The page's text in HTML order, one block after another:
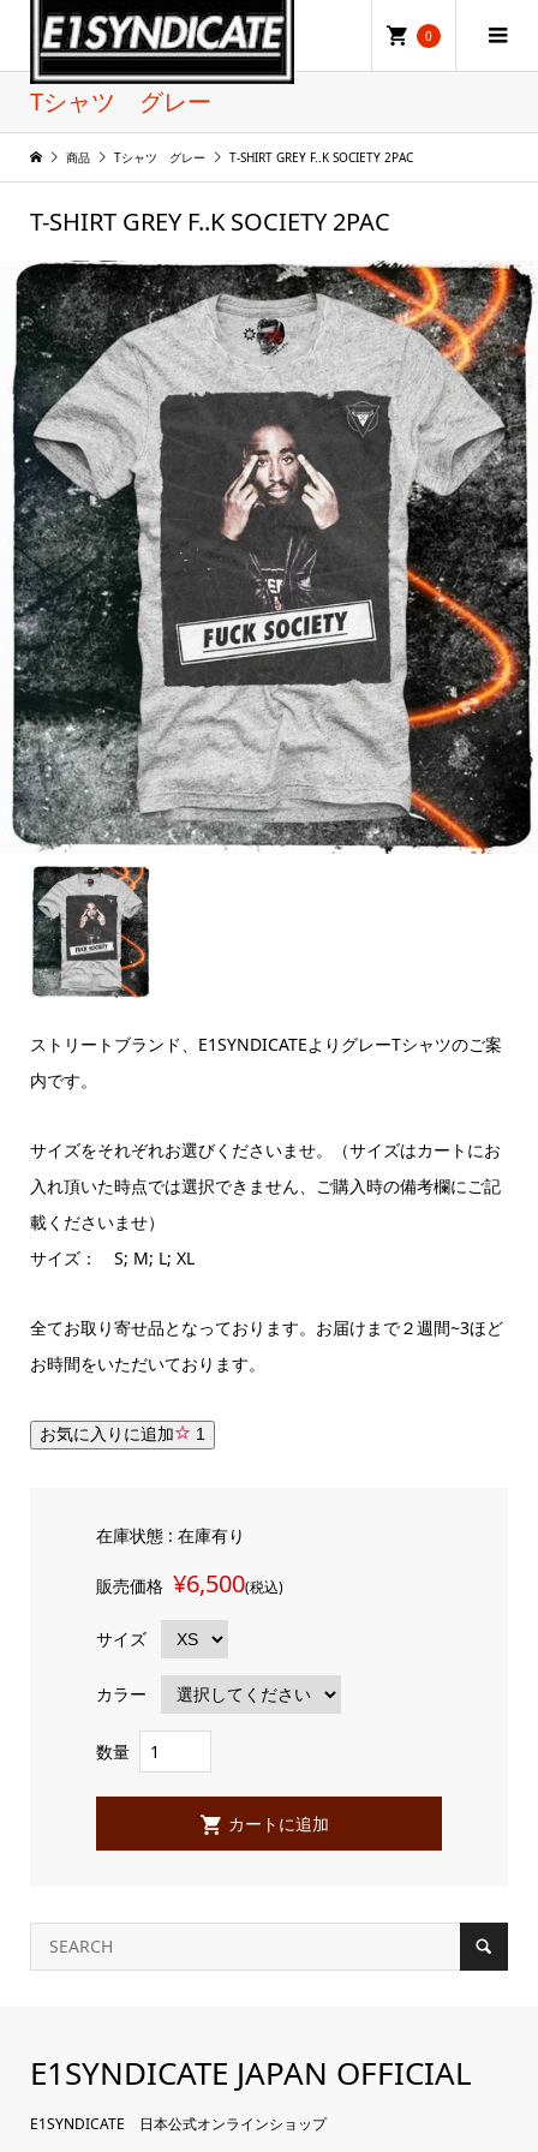
0
Tシャツ グレー
商品 Tシャツ グレー T-SHIRT GREY F..K SOCIETY 2PAC
T-SHIRT GREY F..K SOCIETY 2PAC
ストリートブランド、E1SYNDICATEよりグレーTシャツのご案
内です。
サイズをそれぞれお選びくださいませ。（サイズはカートにお
入れ頂いた時点では選択できません、ご購入時の備考欄にご記
載くださいませ）
サイズ： S; M; L; XL
全てお取り寄せ品となっております。お届けまで２週間~3ほど
お時間をいただいております。
お気に入りに追加 1
在庫状態 : 在庫有り
販売価格 ¥6,500(税込)
サイズ
カラー
数量
E1SYNDICATE JAPAN OFFICIAL
E1SYNDICATE 日本公式オンラインショップ